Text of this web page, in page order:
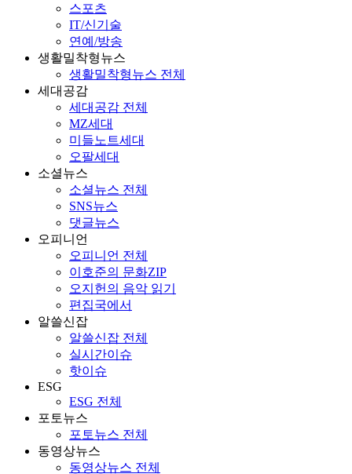
스포츠
IT/신기술
연예/방송
생활밀착형뉴스
생활밀착형뉴스 전체
세대공감
세대공감 전체
MZ세대
미들노트세대
오팔세대
소셜뉴스
소셜뉴스 전체
SNS뉴스
댓글뉴스
오피니언
오피니언 전체
이호준의 문화ZIP
오지헌의 음악 읽기
편집국에서
알쓸신잡
알쓸신잡 전체
실시간이슈
핫이슈
ESG
ESG 전체
포토뉴스
포토뉴스 전체
동영상뉴스
동영상뉴스 전체